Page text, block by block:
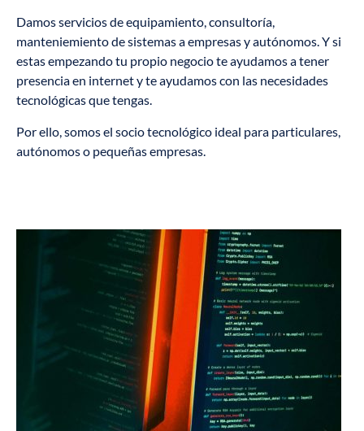
Damos servicios de equipamiento, consultoría,
manteniemiento de sistemas a empresas y autónomos. Y si
estas empezando tu propio negocio te ayudamos a tener
presencia en internet y te ayudamos con las necesidades
tecnológicas que tengas.
Por ello, somos el socio tecnológico ideal para particulares,
autónomos o pequeñas empresas.